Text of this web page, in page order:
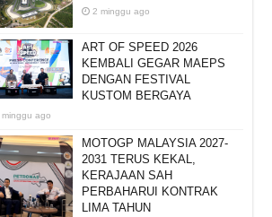
2 minggu ago
ART OF SPEED 2026
KEMBALI GEGAR MAEPS
DENGAN FESTIVAL
KUSTOM BERGAYA
minggu ago
MOTOGP MALAYSIA 2027-
2031 TERUS KEKAL,
KERAJAAN SAH
PERBAHARUI KONTRAK
LIMA TAHUN